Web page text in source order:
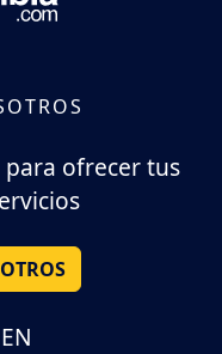
ofrecer tus